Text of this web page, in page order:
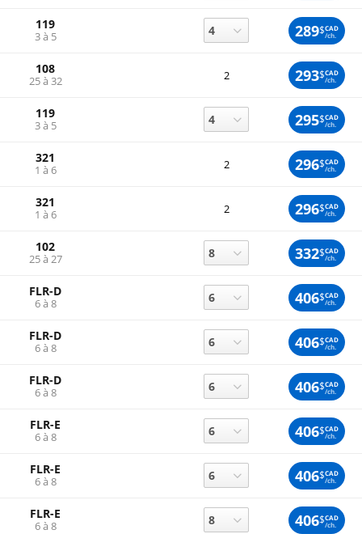
119
3 à 5 289$CAD
/ch.
108
25 à 32 2 293$CAD
/ch.
119
3 à 5 295$CAD
/ch.
321
1 à 6 2 296$CAD
/ch.
321
1 à 6 2 296$CAD
/ch.
102
25 à 27 332$CAD
/ch.
FLR-D
6 à 8 406$CAD
/ch.
FLR-D
6 à 8 406$CAD
/ch.
FLR-D
6 à 8 406$CAD
/ch.
FLR-E
6 à 8 406$CAD
/ch.
FLR-E
6 à 8 406$CAD
/ch.
FLR-E
6 à 8 406$CAD
/ch.